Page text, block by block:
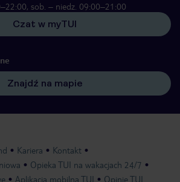
sob. – niedz. 09:00–21:00
Czat w myTUI
Znajdź na mapie
Kariera
Kontakt
Opieka TUI na wakacjach 24/7
Aplikacja mobilna TUI Opinie TUI